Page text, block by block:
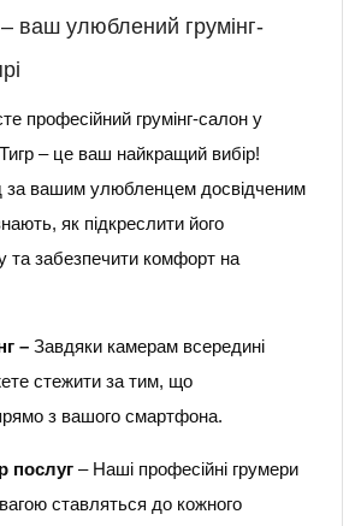
ваш улюблений грумінг-
професійний грумінг-салон у
– це ваш найкращий вибір!
за вашим улюбленцем досвідченим
як підкреслити його
та забезпечити комфорт на
– Завдяки камерам всередині
стежити за тим, що
з вашого смартфона.
послуг – Наші професійні грумери
ставляться до кожного